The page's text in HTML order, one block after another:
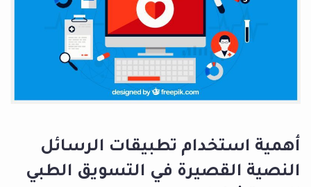
أهمية استخدام تطبيقات الرسائل
النصية القصيرة في التسويق الطبي